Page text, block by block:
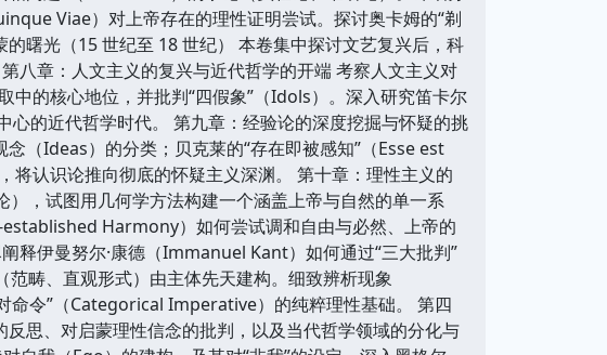
Viae）对上帝存在的理性证明尝试。探讨奥卡姆的“剃
曙光（15 世纪至 18 世纪） 本卷集中探讨文艺复兴后，科
八章：人文主义的复兴与近代哲学的开端 考察人文主义对
的核心地位，并批判“四假象”（Idols）。深入研究笛卡尔
的近代哲学时代。 第九章：经验论的深度挖掘与怀疑的挑
（Ideas）的分类；贝克莱的“存在即被感知”（Esse est
将认识论推向彻底的怀疑主义深渊。 第十章：理性主义的
，试图用几何学方法构建一个涵盖上帝与自然的单一系
Harmony）如何尝试调和自由与必然、上帝的
释伊曼努尔·康德（Immanuel Kant）如何通过“三大批判”
畴、直观形式）由主体先天建构。细致辨析现象
命令”（Categorical Imperative）的纯粹理性基础。 第四
思、对启蒙理性信念的批判，以及当代哲学领域的分化与